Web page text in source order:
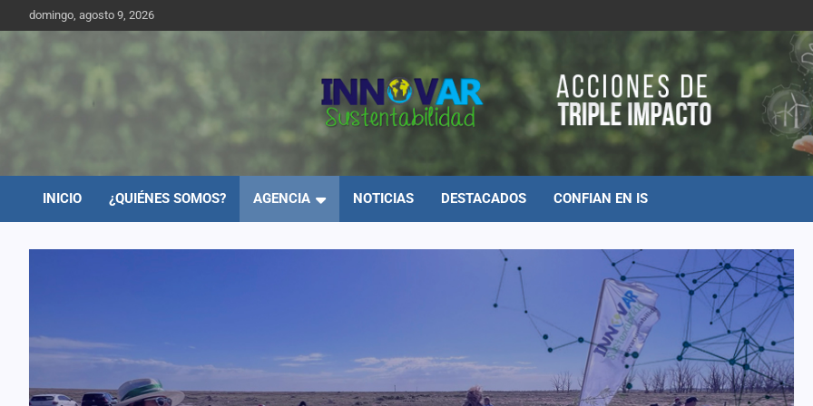
domingo, agosto 9, 2026
Innovar
Sustentabilidad
INICIO ¿QUIÉNES SOMOS? AGENCIA NOTICIAS DESTACADOS CONFIAN EN IS